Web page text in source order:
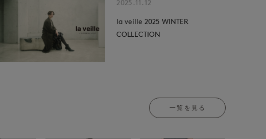
2025.11.12
la veille 2025 WINTER
COLLECTION
一覧を見る